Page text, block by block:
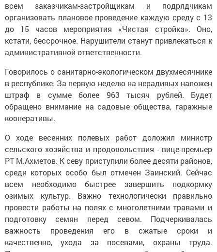
всем заказчикам-застройщикам и подрядчикам
организовать плановое проведение каждую среду с 13
до 15 часов мероприятия «Чистая стройка». Оно,
кстати, бессрочное. Нарушители станут привлекаться к
административной ответственности.
Говорилось о санитарно-экологическом двухмесячнике
в республике. За первую неделю на нерадивых наложен
штраф в сумме более 963 тысяч рублей. Будет
обращено внимание на садовые общества, гаражные
кооперативы.
О ходе весенних полевых работ доложил министр
сельского хозяйства и продовольствия - вице-премьер
РТ М.Ахметов. К севу приступили более десяти районов,
среди которых особо был отмечен Заинский. Сейчас
всем необходимо быстрее завершить подкормку
озимых культур. Важно технологически правильно
провести работы на полях с многолетними травами и
подготовку семян перед севом. Подчеркивалась
важность проведения его в сжатые сроки и
качественно, ухода за посевами, охраны труда.